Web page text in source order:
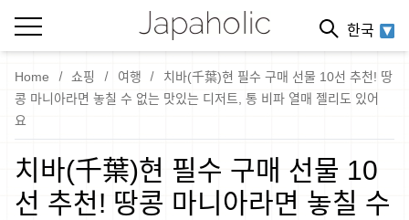
한국
Home 쇼핑 여행
치바(千葉)현 필수 구매 선물 10선 추천! 땅
콩 마니아라면 놓칠 수 없는 맛있는 디저트, 통 비파 열매 젤리도 있어
요
치바(千葉)현 필수 구매 선물 10
선 추천! 땅콩 마니아라면 놓칠 수